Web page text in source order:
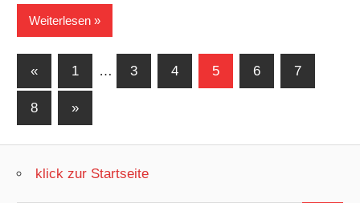
Weiterlesen
Seitennummerierung
der
Beiträge
«Vorherige
Beiträge
1 … 3 4 5 6 7
8
Nächste
Beiträge
»
klick zur Startseite